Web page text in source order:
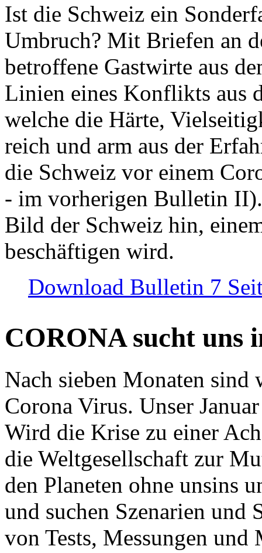
Ist die Schweiz ein
Umbruch? Mit Briefen an
betroffene Gastwirte aus
Linien eines Konflikts aus
welche die Härte,
reich und arm aus der
die Schweiz vor einem
- im vorherigen Bulletin
Bild der Schweiz hin,
beschäftigen wird.
Download Bulletin 7
CORONA sucht uns
Nach sieben Monaten
Corona Virus. Unser
Wird die Krise zu einer
die Weltgesellschaft zur
den Planeten ohne unsins
und suchen Szenarien und
von Tests, Messungen und